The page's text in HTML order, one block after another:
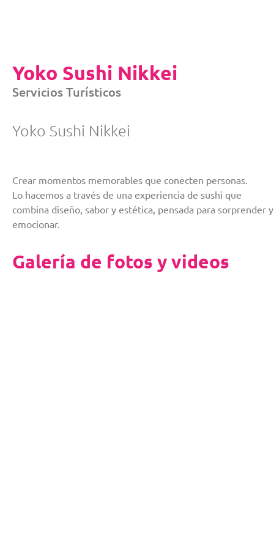
Yoko Sushi Nikkei
Servicios Turísticos
Yoko Sushi Nikkei
Crear momentos memorables que conecten personas.
Lo hacemos a través de una experiencia de sushi que
combina diseño, sabor y estética, pensada para sorprender y
emocionar.
Galería de fotos y videos